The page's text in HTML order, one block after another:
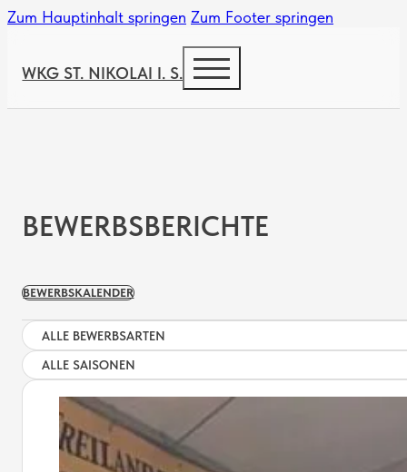
Zum Hauptinhalt springen Zum Footer springen
WKG ST. NIKOLAI I. S.
BEWERBSBERICHTE
BEWERBSKALENDER